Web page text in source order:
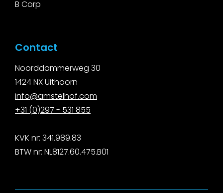
B Corp
Contact
Noorddammerweg 30
1424 NX Uithoorn
info@amstelhof.com
+31 (0)297 - 531 855
KVK nr: 341.989.83
BTW nr: NL8127.60.475.B01